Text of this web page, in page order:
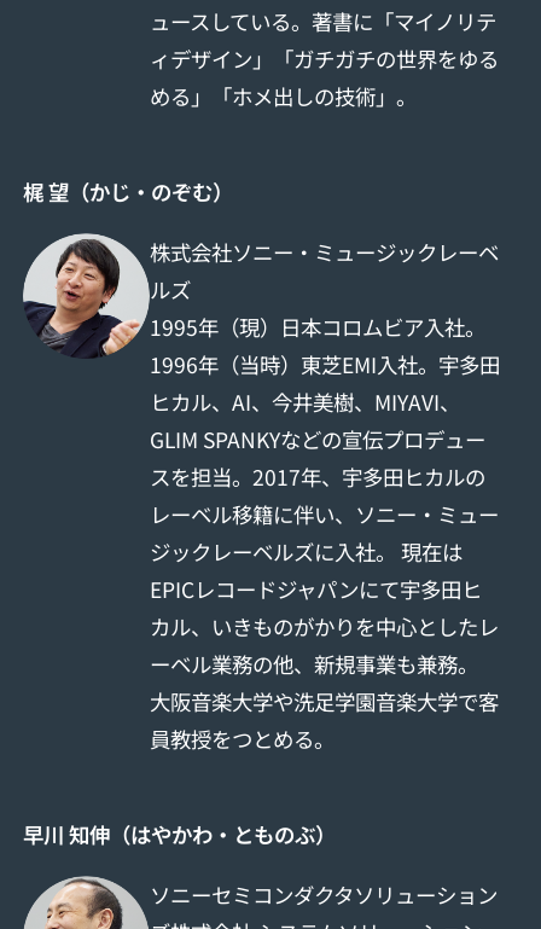
ュースしている。著書に「マイノリテ
ィデザイン」「ガチガチの世界をゆる
める」「ホメ出しの技術」。
梶 望（かじ・のぞむ）
株式会社ソニー・ミュージックレーベ
ルズ
1995年（現）日本コロムビア入社。
1996年（当時）東芝EMI入社。宇多田
ヒカル、AI、今井美樹、MIYAVI、
GLIM SPANKYなどの宣伝プロデュー
スを担当。2017年、宇多田ヒカルの
レーベル移籍に伴い、ソニー・ミュー
ジックレーベルズに入社。 現在は
EPICレコードジャパンにて宇多田ヒ
カル、いきものがかりを中心としたレ
ーベル業務の他、新規事業も兼務。
大阪音楽大学や洗足学園音楽大学で客
員教授をつとめる。
早川 知伸（はやかわ・とものぶ）
ソニーセミコンダクタソリューション